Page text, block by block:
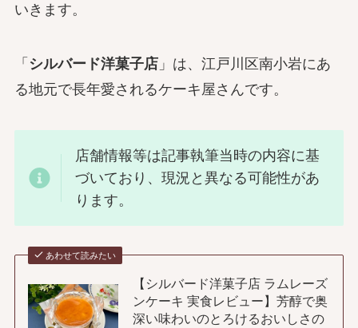
いきます。
「 シルバード洋菓子店」は、江戸川区南小岩にあ
る地元で長年愛されるケーキ屋さんです。
店舗情報等は記事執筆当時の内容に基
づいており、現況と異なる可能性があ
ります。
あわせて読みたい
【シルバード洋菓子店 ラムレーズ
ンケーキ 実食レビュー】芳醇で奥
深い味わいのとろけるおいしさの